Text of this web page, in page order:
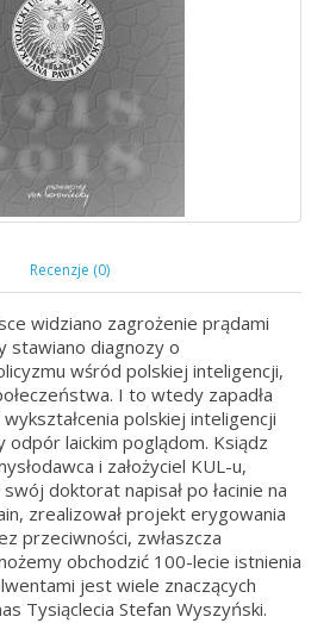
widziano zagrożenie prądami
stawiano diagnozy o
wśród polskiej inteligencji,
I to wtedy zapadła
polskiej inteligencji
odpór laickim poglądom. Ksiądz
i założyciel KUL-u,
doktorat napisał po łacinie na
zrealizował projekt erygowania
przeciwności, zwłaszcza
obchodzić 100-lecie istnienia
jest wiele znaczących
Tysiąclecia Stefan Wyszyński.